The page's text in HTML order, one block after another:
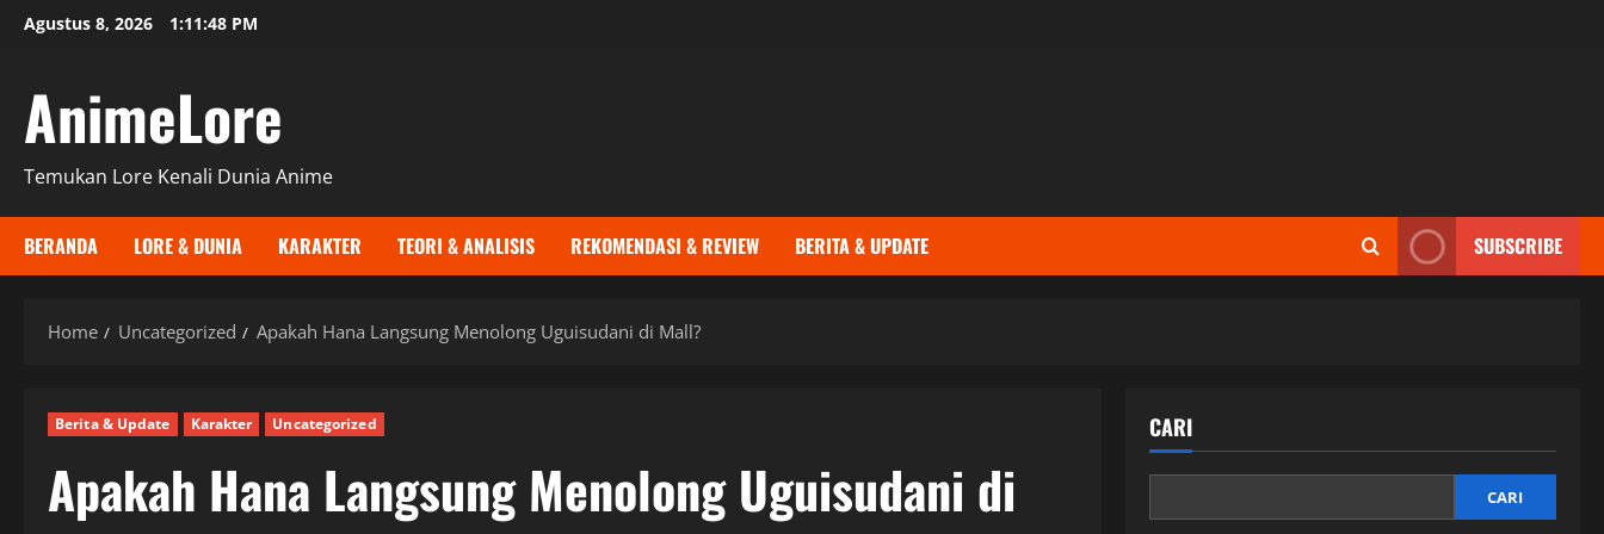
SkipAgustus 8, 2026 1:11:49 PM
AnimeLore
Temukan Lore Kenali Dunia Anime
BERANDA LORE & DUNIA KARAKTER TEORI & ANALISIS REKOMENDASI & REVIEW BERITA & UPDATE SUBSCRIBE
Home Uncategorized Apakah Hana Langsung Menolong Uguisudani di Mall?
Berita & Update Karakter Uncategorized
Apakah Hana Langsung Menolong Uguisudani di
CARI
CARI